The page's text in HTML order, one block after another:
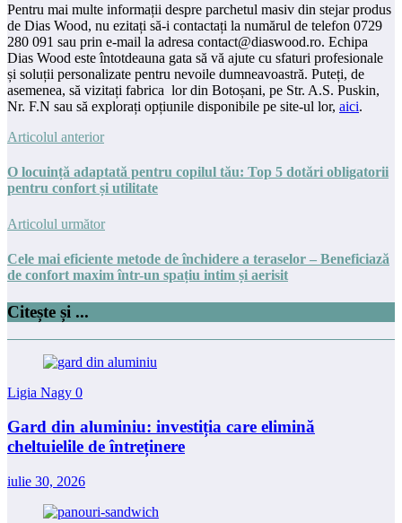
Pentru mai multe informații despre parchetul masiv din stejar produs
de Dias Wood, nu ezitați să-i contactați la numărul de telefon 0729
280 091 sau prin e-mail la adresa contact@diaswood.ro. Echipa
Dias Wood este întotdeauna gata să vă ajute cu sfaturi profesionale
și soluții personalizate pentru nevoile dumneavoastră. Puteți, de
asemenea, să vizitați fabrica lor din Botoșani, pe Str. A.S. Puskin,
Nr. F.N sau să explorați opțiunile disponibile pe site-ul lor, aici.
Articolul anterior
O locuință adaptată pentru copilul tău: Top 5 dotări obligatorii
pentru confort și utilitate
Articolul următor
Cele mai eficiente metode de închidere a teraselor – Beneficiază
de confort maxim într-un spațiu intim și aerisit
Citește și ...
Ligia Nagy 0
Gard din aluminiu: investiția care elimină
cheltuielile de întreținere
iulie 30, 2026